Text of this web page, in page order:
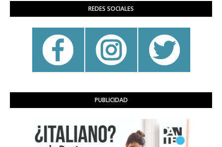
REDES SOCIALES
PUBLICIDAD